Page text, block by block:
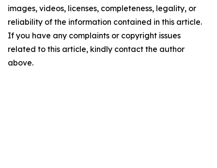
images, videos, licenses, completeness, legality, or
reliability of the information contained in this article.
If you have any complaints or copyright issues
related to this article, kindly contact the author
above.